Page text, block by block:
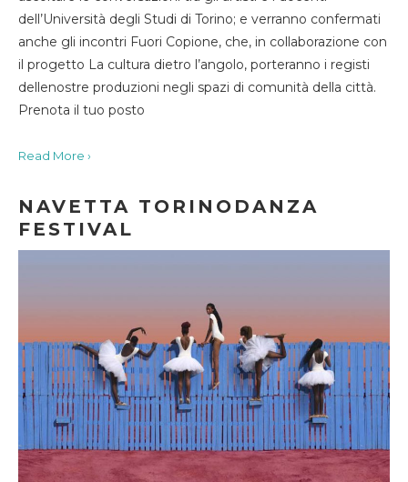
dell’Università degli Studi di Torino; e verranno confermati
anche gli incontri Fuori Copione, che, in collaborazione con
il progetto La cultura dietro l’angolo, porteranno i registi
dellenostre produzioni negli spazi di comunità della città.
Prenota il tuo posto
Read More ›
NAVETTA TORINODANZA
FESTIVAL